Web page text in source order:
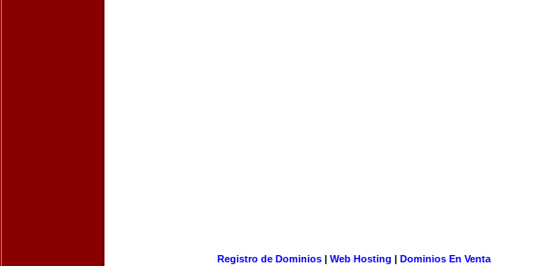
Registro de Dominios| Web Hosting | Dominios En Venta